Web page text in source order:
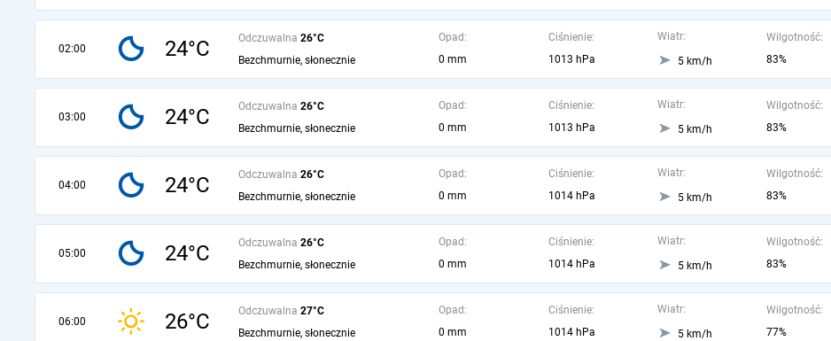
02:00 24°C Odczuwalna 26°C
Bezchmurnie, słonecznie
Opad:
0 mm
Ciśnienie:
1013 hPa
Wiatr:
5 km/h
Wilgotność:
83%
03:00 24°C Odczuwalna 26°C
Bezchmurnie, słonecznie
Opad:
0 mm
Ciśnienie:
1013 hPa
Wiatr:
5 km/h
Wilgotność:
83%
04:00 24°C Odczuwalna 26°C
Bezchmurnie, słonecznie
Opad:
0 mm
Ciśnienie:
1014 hPa
Wiatr:
5 km/h
Wilgotność:
83%
05:00 24°C Odczuwalna 26°C
Bezchmurnie, słonecznie
Opad:
0 mm
Ciśnienie:
1014 hPa
Wiatr:
5 km/h
Wilgotność:
83%
06:00 26°C Odczuwalna 27°C
Bezchmurnie, słonecznie
Opad:
0 mm
Ciśnienie:
1014 hPa
Wiatr:
5 km/h
Wilgotność:
77%